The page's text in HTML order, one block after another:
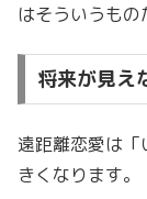
はそういうも
将来が見え
遠距離恋愛は
きくなります。